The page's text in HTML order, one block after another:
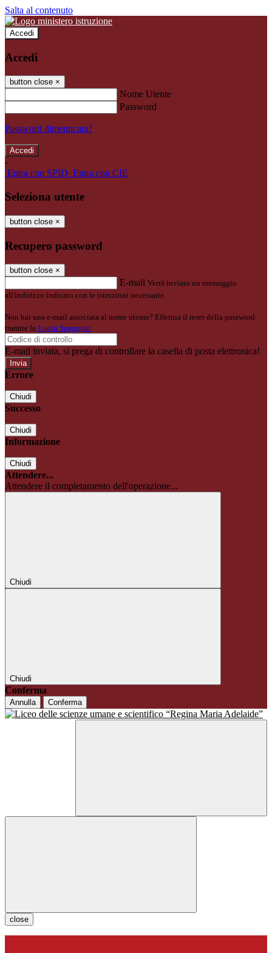
Salta al contenuto
Accedi
Accedi
button close ×
Nome Utente
Password
Password dimenticata?
-
Entra con SPID Entra con CIE
Seleziona utente
button close ×
Recupero password
button close ×
E-mail Verrà inviato un messaggio
all'indirizzo indicato con le istruzioni necessarie.
Non hai una e-mail associata al nome utente? Effettua il reset della password
tramite la Login Spaggiari
E-mail inviata, si prega di controllare la casella di posta elettronica!
Errore
Chiudi
Successo
Chiudi
Informazione
Chiudi
Attendere...
Attendere il completamento dell'operazione...
Chiudi
Chiudi
Conferma
Annulla Conferma
close